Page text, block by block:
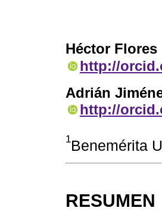
Héctor Flores
http://
Adrián
http://
1Benemérita
RESUMEN